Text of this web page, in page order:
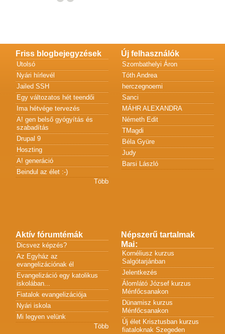
Friss blogbejegyzések
Utolsó
Nyári hírlevél
Jailed SSH
Egy változatos hét teendői
Ima hétvége tervezés
A! gen belső gyógyítás és
szabadítás
Drupal 9
Hoszting
A! generáció
Beindul az élet :-)
Több
Új felhasználók
Szombathelyi Áron
Tóth Andrea
herczegnoemi
Sanci
MÁHR ALEXANDRA
Németh Edit
TMagdi
Béla Gyüre
Judy
Barsi László
Aktív fórumtémák
Dicsvez képzés?
Az Egyház az
evangelizációnak él
Evangelizáció egy katolikus
iskolában...
Fiatalok evangelizációja
Nyári iskola
Mi legyen velünk
Több
Népszerű tartalmak
Mai:
Kornéliusz kurzus
Salgótarjánban
Jelentkezés
Álomlátó József kurzus
Ménfőcsanakon
Dünamisz kurzus
Ménfőcsanakon
Új élet Krisztusban kurzus
fiataloknak Szegeden